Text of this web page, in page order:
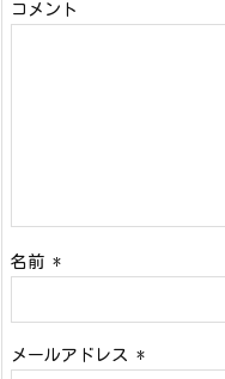
コメント
名前 *
メールアドレス *